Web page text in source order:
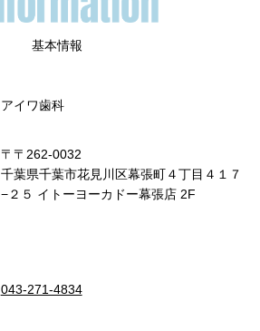
アイワ歯科
〒〒262-0032
千葉県千葉市花見川区幕張町４丁目４１７
−２５ イトーヨーカドー幕張店 2F
043-271-4834